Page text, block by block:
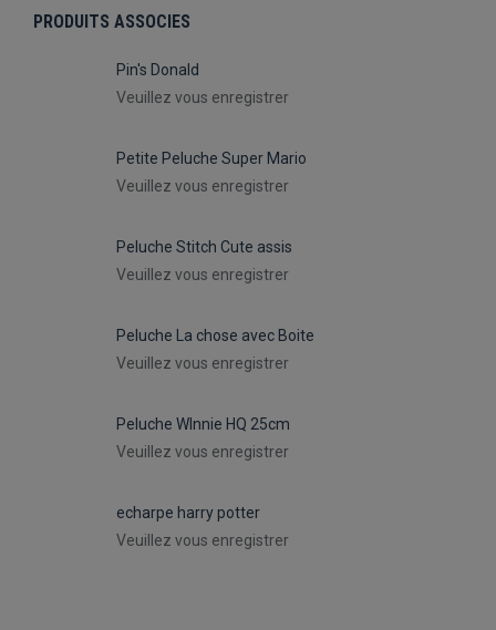
PRODUITS ASSOCIES
Pin's Donald
Veuillez vous enregistrer
Petite Peluche Super Mario
Veuillez vous enregistrer
Peluche Stitch Cute assis
Veuillez vous enregistrer
Peluche La chose avec Boite
Veuillez vous enregistrer
Peluche WInnie HQ 25cm
Veuillez vous enregistrer
echarpe harry potter
Veuillez vous enregistrer